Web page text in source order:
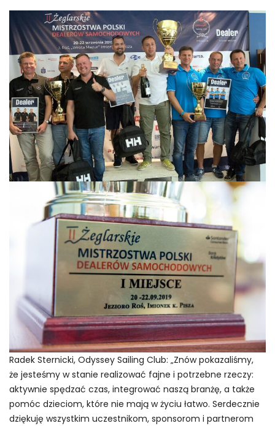
Radek Sternicki, Odyssey Sailing Club: „Znów pokazaliśmy,
że jesteśmy w stanie realizować fajne i potrzebne rzeczy:
aktywnie spędzać czas, integrować naszą branżę, a także
pomóc dzieciom, które nie mają w życiu łatwo. Serdecznie
dziękuję wszystkim uczestnikom, sponsorom i partnerom